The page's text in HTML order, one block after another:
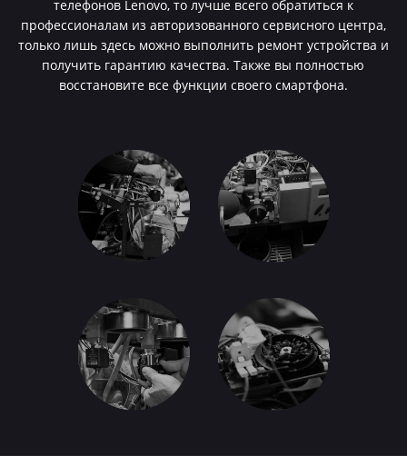
телефонов Lenovo, то лучше всего обратиться к
профессионалам из авторизованного сервисного центра,
только лишь здесь можно выполнить ремонт устройства и
получить гарантию качества. Также вы полностью
восстановите все функции своего смартфона.